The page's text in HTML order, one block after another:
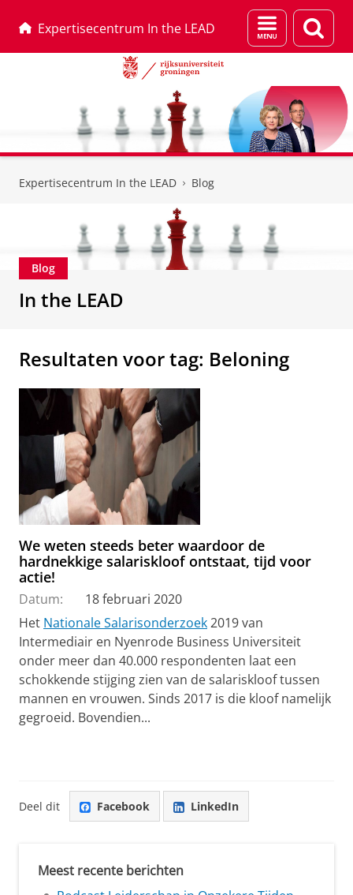
Expertisecentrum In the LEAD
Menu
en
Expertisecentrum In the LEAD Blog
Blog
In the LEAD
Resultaten voor tag: Beloning
We weten steeds beter waardoor de
hardnekkige salariskloof ontstaat, tijd voor
actie!
Datum:
18 februari 2020
Het Nationale Salarisonderzoek2019 van
Intermediair en Nyenrode Business Universiteit
onder meer dan 40.000 respondenten laat een
schokkende stijging zien van de salariskloof tussen
mannen en vrouwen. Sinds 2017 is die kloof namelijk
gegroeid. Bovendien...
Deel dit Facebook LinkedIn
Meest recente berichten